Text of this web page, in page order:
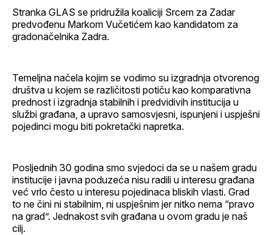
Stranka GLAS se pridružila koaliciji Srcem za Zadar
predvođenu Markom Vučetićem kao kandidatom za
gradonačelnika Zadra.
Temeljna načela kojim se vodimo su izgradnja otvorenog
društva u kojem se različitosti potiču kao komparativna
prednost i izgradnja stabilnih i predvidivih institucija u
službi građana, a upravo samosvjesni, ispunjeni i uspješni
pojedinci mogu biti pokretački napretka.
Posljednih 30 godina smo svjedoci da se u našem gradu
institucije i javna poduzeća nisu radili u interesu građana
već vrlo često u interesu pojedinaca bliskih vlasti. Grad
to ne čini ni stabilnim, ni uspješnim jer nitko nema “pravo
na grad”. Jednakost svih građana u ovom gradu je naš
cilj.